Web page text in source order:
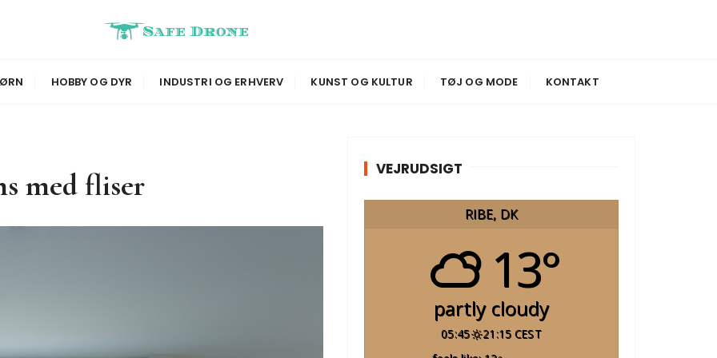
HOBBY OG DYR INDUSTRI OG ERHVERV KUNST OG KULTUR TØJ OG MODE KONTAKT
med fliser VEJRUDSIGT
RIBE, DK
13°
partly cloudy
05:45
21:15 CEST